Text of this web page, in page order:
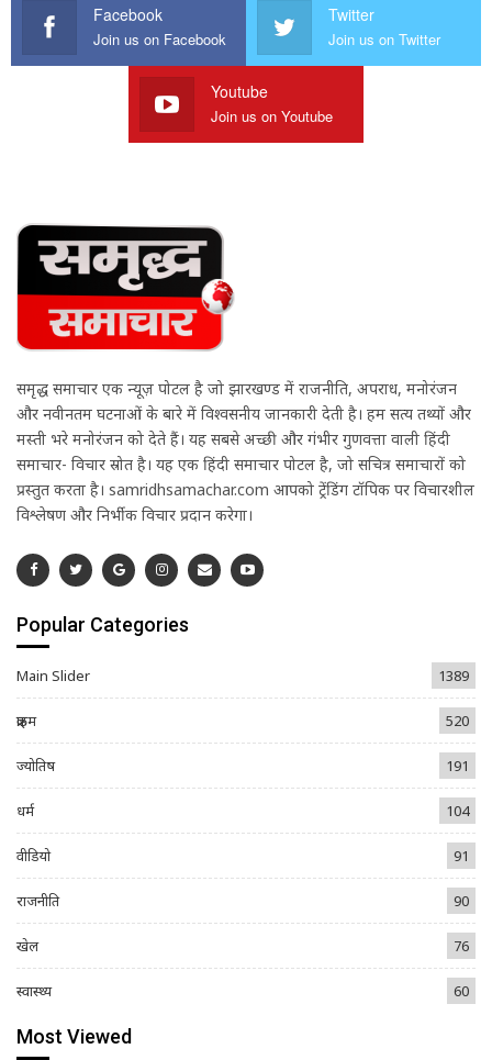
Facebook
Join us on Facebook
Twitter
Join us on Twitter
Youtube
Join us on Youtube
समृद्ध समाचार एक न्यूज़ पोर्टल है जो झारखण्ड में राजनीति, अपराध, मनोरंजन
और नवीनतम घटनाओं के बारे में विश्वसनीय जानकारी देती है। हम सत्य तथ्यों और
मस्ती भरे मनोरंजन को देते हैं। यह सबसे अच्छी और गंभीर गुणवत्ता वाली हिंदी
समाचार- विचार स्रोत है। यह एक हिंदी समाचार पोर्टल है, जो सचित्र समाचारों को
प्रस्तुत करता है। samridhsamachar.com आपको ट्रेंडिंग टॉपिक पर विचारशील
विश्लेषण और निर्भीक विचार प्रदान करेगा।
Popular Categories
Main Slider 1389
क्राइम 520
ज्योतिष 191
धर्म 104
वीडियो 91
राजनीति 90
खेल 76
स्वास्थ्य 60
Most Viewed